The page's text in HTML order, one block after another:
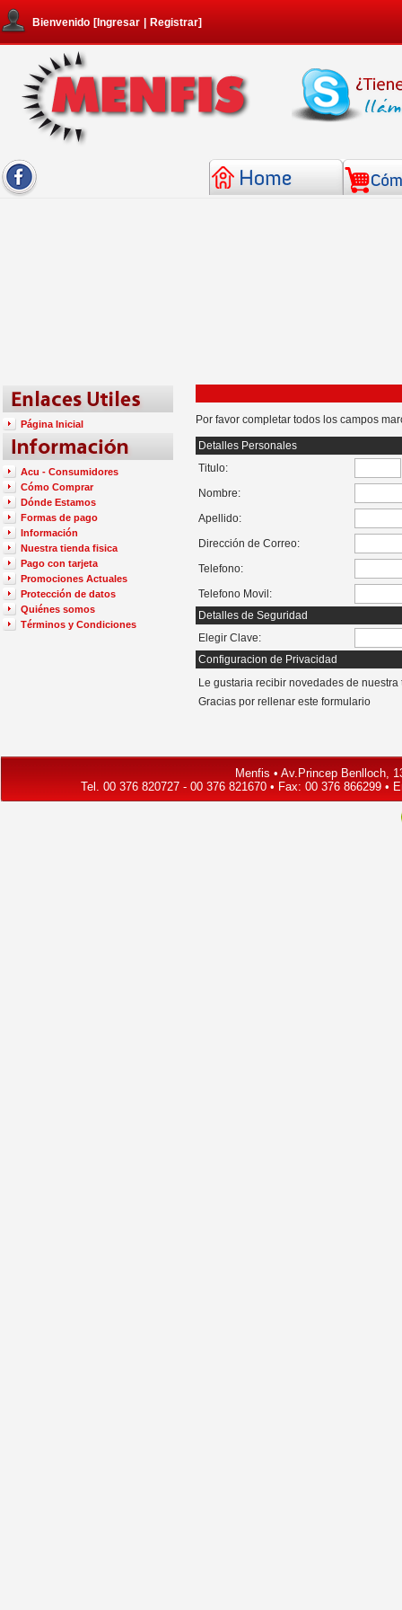
Bienvenido [ Ingresar Registrar]
Página Inicial
Acu - Consumidores
Cómo Comprar
Dónde Estamos
Formas de pago
Información
Nuestra tienda fisica
Pago con tarjeta
Promociones Actuales
Protección de datos
Quiénes somos
Términos y Condiciones
Por favor completar todos los campos
Detalles Personales
Titulo:
Nombre:
Apellido:
Dirección de Correo:
Telefono:
Telefono Movil:
Detalles de Seguridad
Elegir Clave:
Configuracion de Privacidad
Le gustaria recibir novedades de
Gracias por rellenar este formulario
Menfis • Av.Princep Benlloch,
Tel. 00 376 820727 - 00 376 821670 • Fax: 00 376 866299 •